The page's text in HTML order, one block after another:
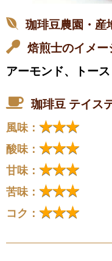
珈琲豆農園・産
焙煎士のイメー
アーモンド、トー
珈琲豆 テイス
風味： ★★★
酸味： ★★★
甘味： ★★★
苦味： ★★★
コク： ★★★